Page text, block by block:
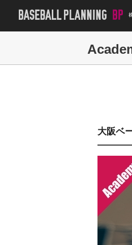
大阪ベ